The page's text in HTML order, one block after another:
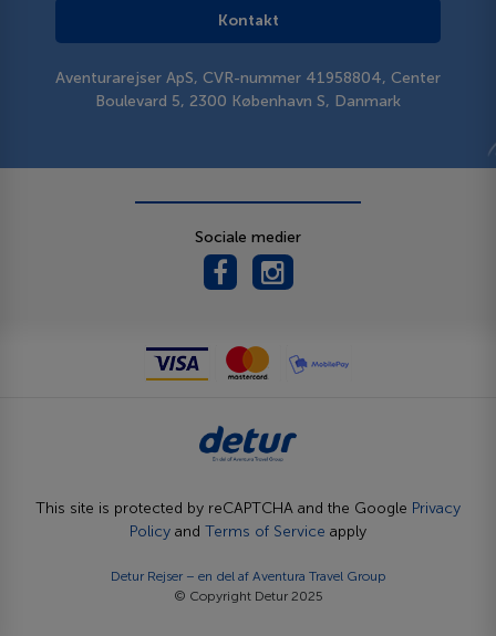
Kontakt
Aventurarejser ApS, CVR-nummer 41958804, Center
Boulevard 5, 2300 København S, Danmark
Sociale medier
This site is protected by reCAPTCHA and the Google Privacy
Policy and Terms of Service apply
Detur Rejser – en del af Aventura Travel Group
© Copyright Detur 2025